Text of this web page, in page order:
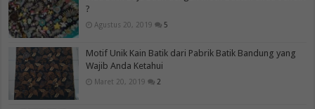
?
Agustus 20, 2019 5
Motif Unik Kain Batik dari Pabrik Batik Bandung yang
Wajib Anda Ketahui
Maret 20, 2019 2